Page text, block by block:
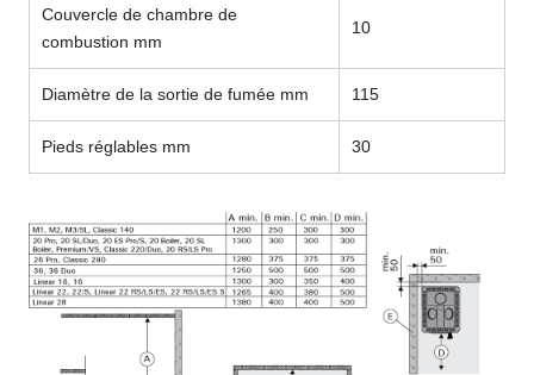
Couvercle de chambre de
combustion mm
10
Diamètre de la sortie de fumée mm 115
Pieds réglables mm 30